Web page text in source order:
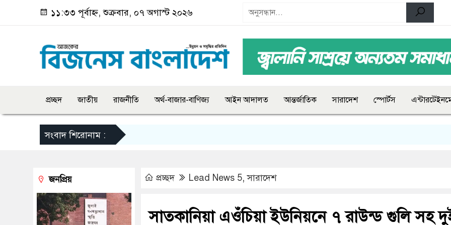
১১:৩৩ পূর্বাহ্ন, শুক্রবার, ০৭ অগাস্ট ২০২৬
প্রচ্ছদ জাতীয় রাজনীতি অর্থ-বাজার-বাণিজ্য আইন আদালত আন্তর্জাতিক সারাদেশ স্পোর্টস
সংবাদ শিরোনাম :
প্রচ্ছদ Lead News 5,সারাদেশ
সাতকানিয়া এওঁচিয়া ইউনিয়নে ৭ রাউন্ড গুলি সহ
জনপ্রিয়